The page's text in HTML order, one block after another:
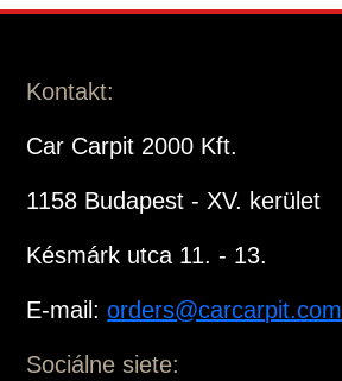
Kontakt:
Car Carpit 2000 Kft.
1158 Budapest - XV. kerület
Késmárk utca 11. - 13.
E-mail:orders@carcarpit.com
Sociálne siete: